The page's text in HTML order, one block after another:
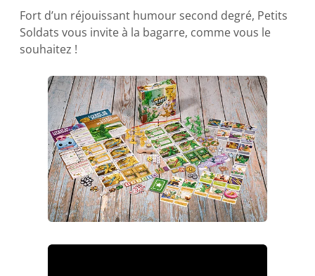
Fort d’un réjouissant humour second degré, Petits
Soldats vous invite à la bagarre, comme vous le
souhaitez !